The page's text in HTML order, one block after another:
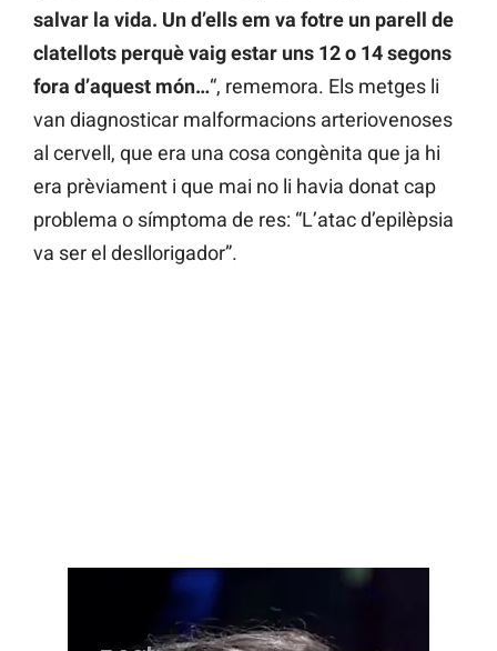
salvar la vida. Un d’ells em va fotre un parell de
clatellots perquè vaig estar uns 12 o 14 segons
fora d’aquest món…“, rememora. Els metges li
van diagnosticar malformacions arteriovenoses
al cervell, que era una cosa congènita que ja hi
era prèviament i que mai no li havia donat cap
problema o símptoma de res: “L’atac d’epilèpsia
va ser el desllorigador”.